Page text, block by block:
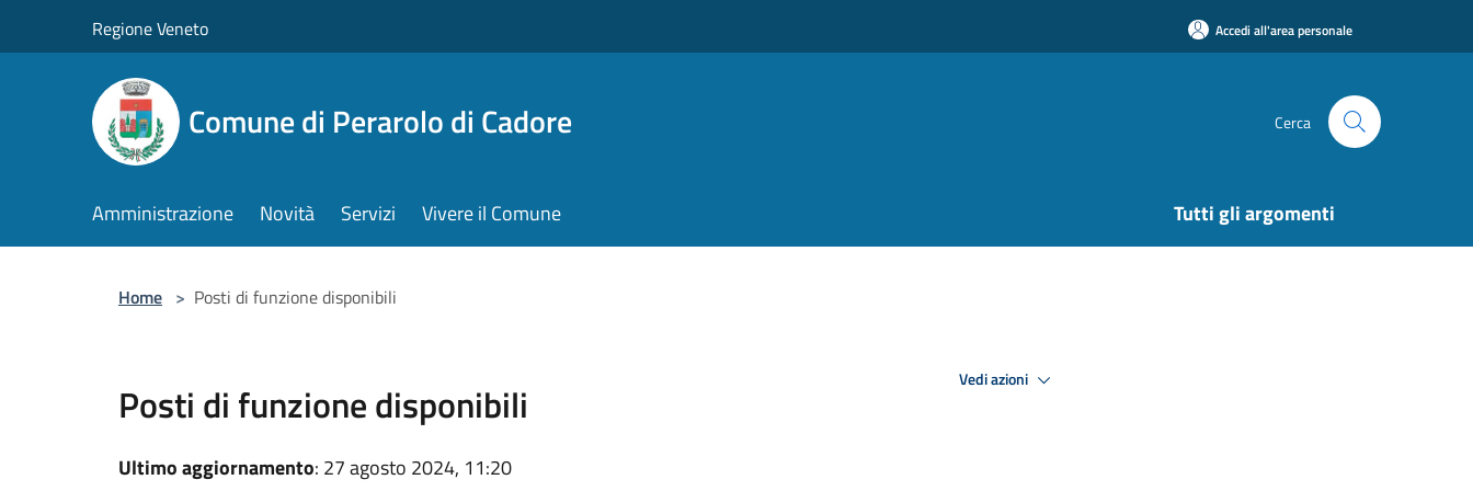
Regione Veneto Accedi all'area personale
Comune di Perarolo di Cadore Cerca
Amministrazione Novità Servizi Vivere il Comune Tutti gli argomenti
Home > Posti di funzione disponibili
Posti di funzione disponibili
Ultimo aggiornamento: 27 agosto 2024, 11:20
Vedi azioni